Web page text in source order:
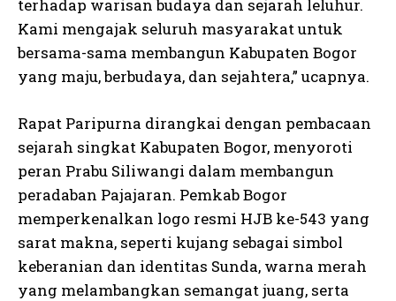
terhadap warisan budaya dan sejarah leluhur.
Kami mengajak seluruh masyarakat untuk
bersama-sama membangun Kabupaten Bogor
yang maju, berbudaya, dan sejahtera,” ucapnya.
Rapat Paripurna dirangkai dengan pembacaan
sejarah singkat Kabupaten Bogor, menyoroti
peran Prabu Siliwangi dalam membangun
peradaban Pajajaran. Pemkab Bogor
memperkenalkan logo resmi HJB ke-543 yang
sarat makna, seperti kujang sebagai simbol
keberanian dan identitas Sunda, warna merah
yang melambangkan semangat juang, serta